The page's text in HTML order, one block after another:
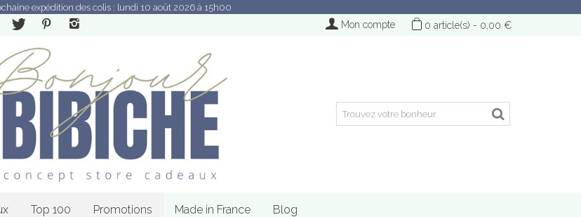
expédition des colis : lundi 10 août 2026 à 15h00
0 article(s) - 0,00 €
Mon compte
Top 100 Promotions Made in France Blog